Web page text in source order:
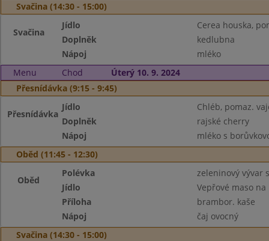
Svačina (14:30 - 15:00)
Svačina
Jídlo
Cerea houska,
Doplněk
kedlubna
Nápoj
mléko
Menu
Chod
Úterý 10. 9. 2024
Přesnídávka (9:15 - 9:45)
Přesnídávka
Jídlo
Chléb, pomaz.
Doplněk
rajské cherry
Nápoj
mléko s
Oběd (11:45 - 12:30)
Oběd
Polévka
zeleninový vývar
Jídlo
Vepřové maso na
Příloha
brambor. kaše
Nápoj
čaj ovocný
Svačina (14:30 - 15:00)